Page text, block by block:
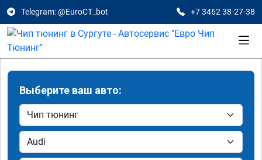
Telegram: @EuroCT_bot +7 3462 38-27-38
Выберите ваш авто: